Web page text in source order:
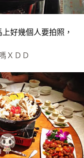
好幾個人要拍照，
ＸＤＤ